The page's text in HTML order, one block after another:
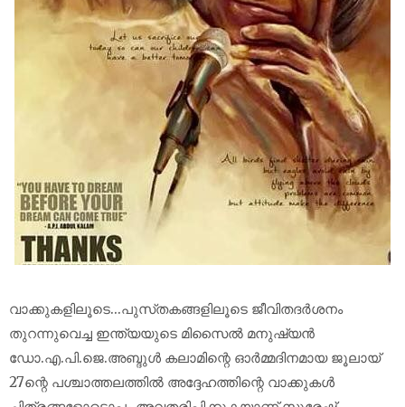
വാക്കുകളിലൂടെ...പുസ്‌തകങ്ങളിലൂടെ ജീവിതദർശനം
തുറന്നുവെച്ച ഇന്ത്യയുടെ മിസൈൽ മനുഷ്യൻ
ഡോ.എ.പി.ജെ.അബ്ദുൾ കലാമിന്റെ ഓർമ്മദിനമായ ജൂലായ്
27ന്റെ പശ്ചാത്തലത്തിൽ അദ്ദേഹത്തിന്റെ വാക്കുകൾ